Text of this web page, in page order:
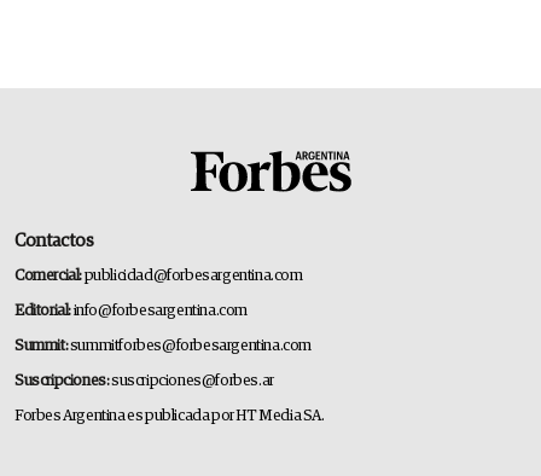
Contactos
Comercial:publicidad@forbesargentina.com
Editorial:info@forbesargentina.com
Summit:summitforbes@forbesargentina.com
Suscripciones:suscripciones@forbes.ar
Forbes Argentina es publicada por HT Media SA.